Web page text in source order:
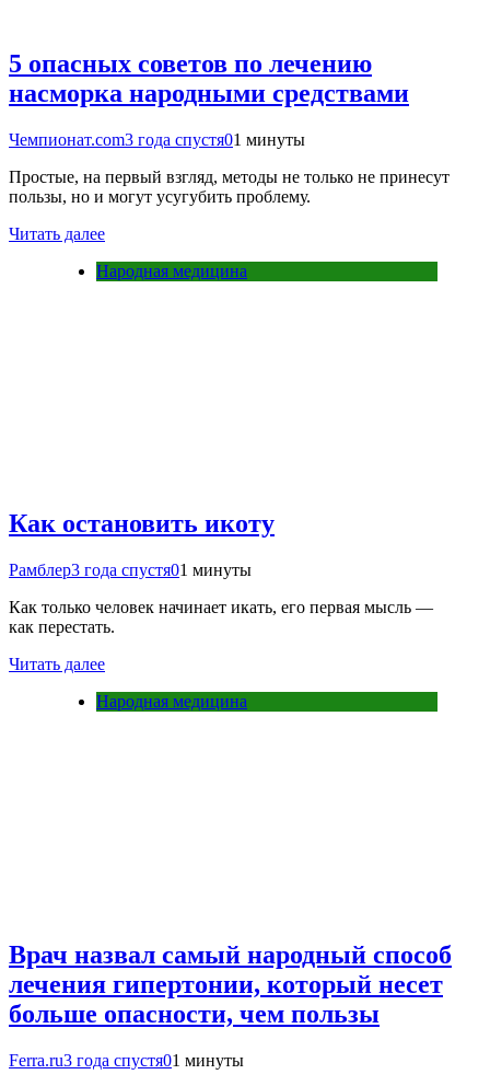
5 опасных советов по лечению
насморка народными средствами
Чемпионат.com3 года спустя01 минуты
Простые, на первый взгляд, методы не только не принесут
пользы, но и могут усугубить проблему.
Читать далее
Народная медицина
Как остановить икоту
Рамблер3 года спустя01 минуты
Как только человек начинает икать, его первая мысль —
как перестать.
Читать далее
Народная медицина
Врач назвал самый народный способ
лечения гипертонии, который несет
больше опасности, чем пользы
Ferra.ru3 года спустя01 минуты